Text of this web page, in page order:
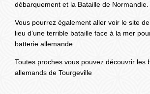
débarquement et la Bataille de Normandie.
Vous pourrez également aller voir le site
lieu d’une terrible bataille face à la mer
batterie allemande.
Toutes proches vous pouvez découvrir les
allemands de Tourgeville